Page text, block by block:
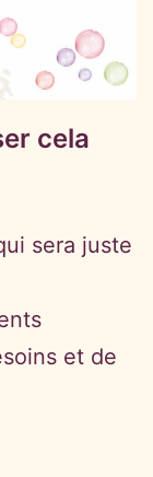
cela
sera juste
et de